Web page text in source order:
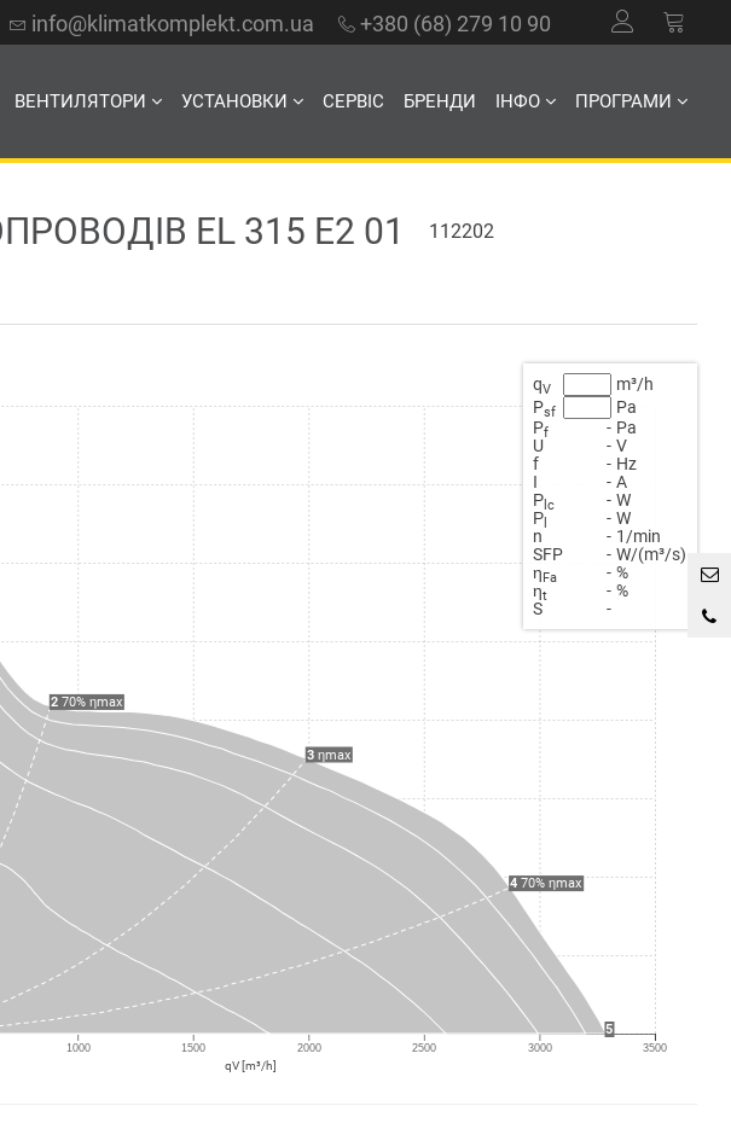
info@klimatkomplekt.com.ua +380 (68) 279 10 90
ВЕНТИЛЯТОРИ УСТАНОВКИ СЕРВІС БРЕНДИ ІНФО ПРОГРАМИ
EL 315 E2 01 112202
1000 1500 2000 2500 3000 3500
qV [m³/h]
270% ηmax
3ηmax
470% ηmax
5
qV
m³/h
Psf
Pa
Pf - Pa
U
- V
f
- Hz
Ι
- A
Ρ lc - W
Ρ
- W
n
- 1/min
SFP
- W/(m³/s)
ηFa - %
ηt - %
S
-